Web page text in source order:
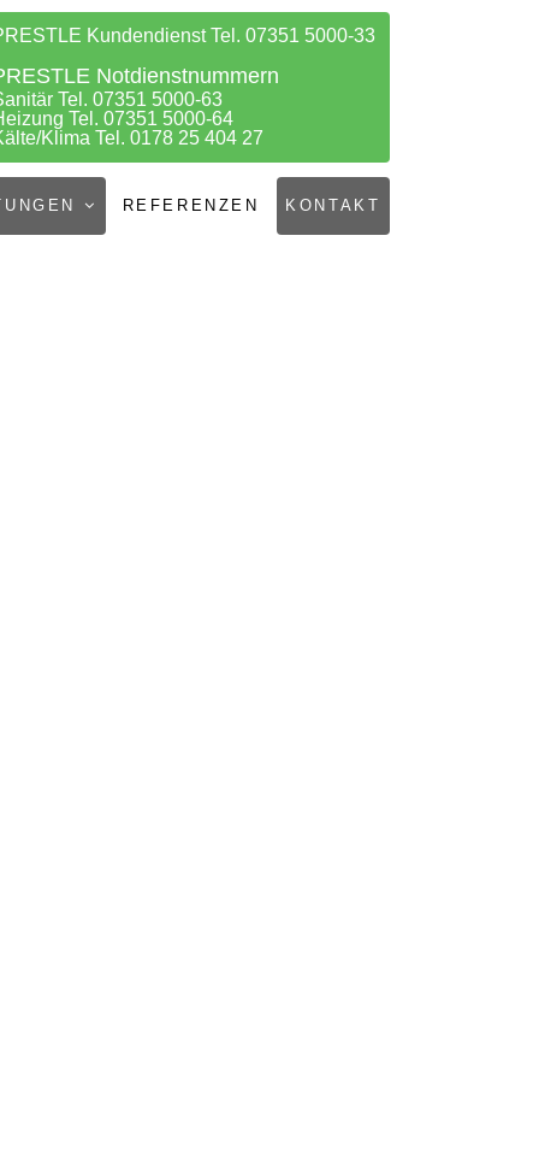
Kundendienst Tel. 07351 5000-33
Notdienstnummern
Tel. 07351 5000-63
Tel. 07351 5000-64
Klima Tel. 0178 25 404 27
REFERENZEN KONTAKT